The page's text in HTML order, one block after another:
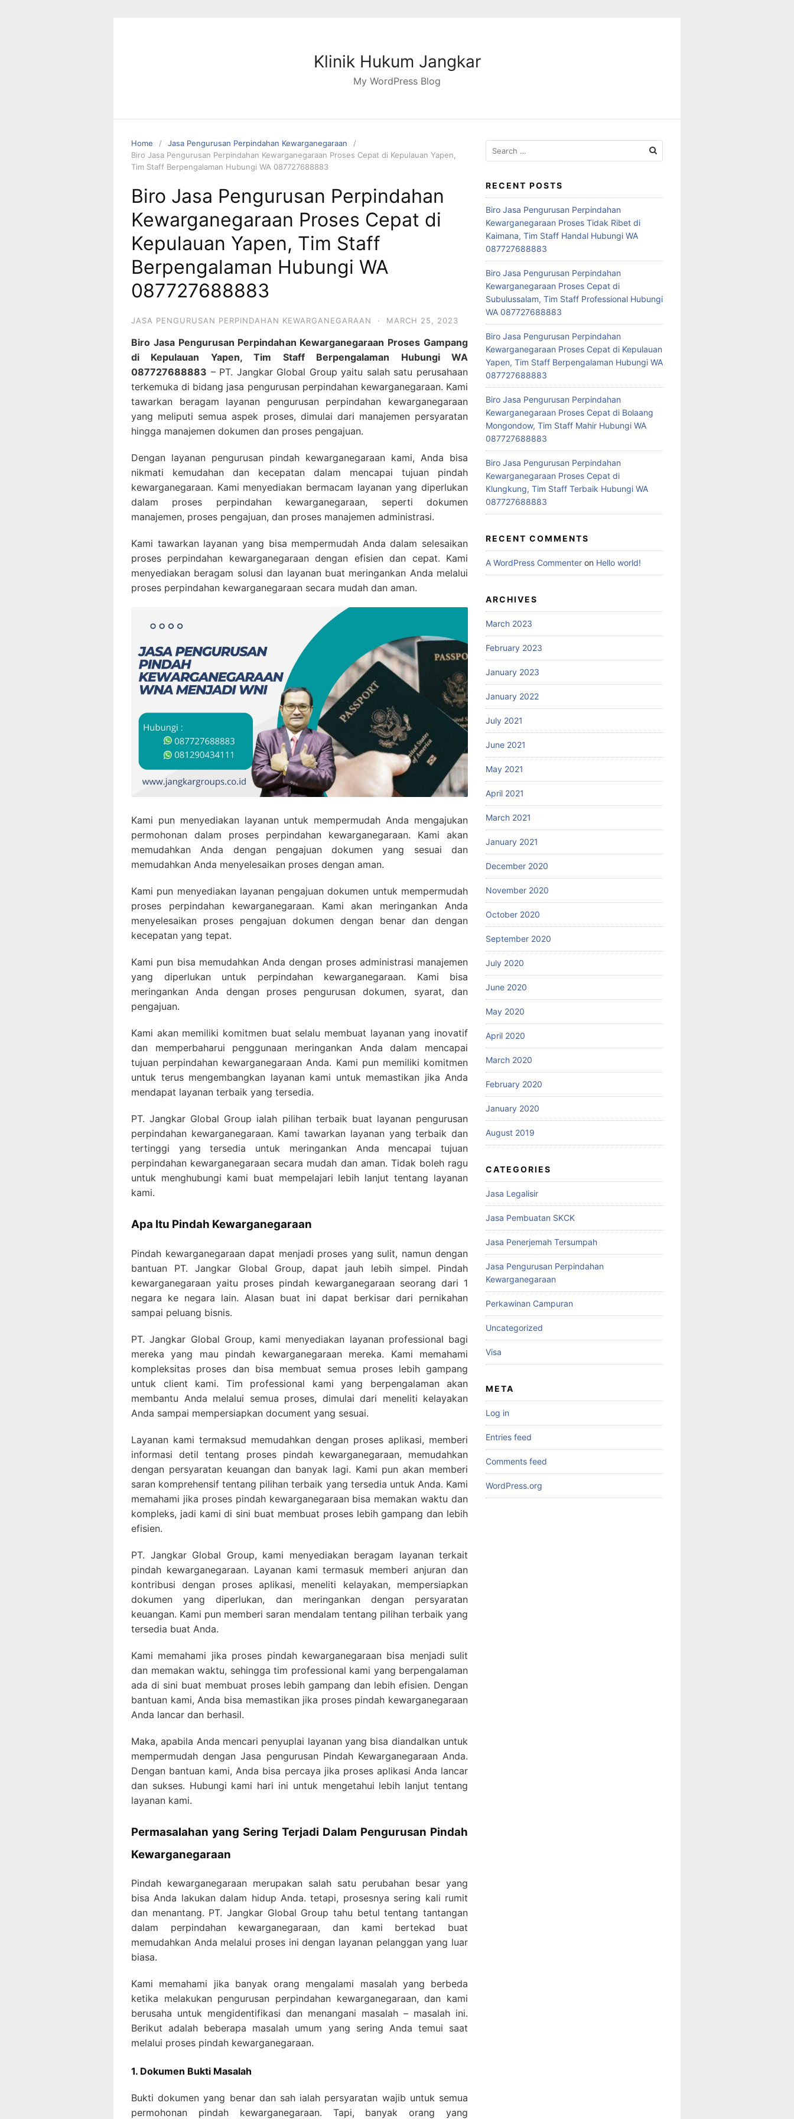
Klinik Hukum Jangkar
My WordPress Blog
Home
Jasa Pengurusan Perpindahan Kewarganegaraan
Biro Jasa Pengurusan Perpindahan Kewarganegaraan Proses Cepat di Kepulauan Yapen,
Tim Staff Berpengalaman Hubungi WA 087727688883
Biro Jasa Pengurusan Perpindahan
Kewarganegaraan Proses Cepat di
Kepulauan Yapen, Tim Staff
Berpengalaman Hubungi WA
087727688883
JASA PENGURUSAN PERPINDAHAN KEWARGANEGARAAN · MARCH 25, 2023
Biro Jasa Pengurusan Perpindahan Kewarganegaraan Proses Gampang
di Kepulauan Yapen, Tim Staff Berpengalaman Hubungi WA
087727688883 – PT. Jangkar Global Group yaitu salah satu perusahaan
terkemuka di bidang jasa pengurusan perpindahan kewarganegaraan. Kami
tawarkan beragam layanan pengurusan perpindahan kewarganegaraan
yang meliputi semua aspek proses, dimulai dari manajemen persyaratan
hingga manajemen dokumen dan proses pengajuan.
Dengan layanan pengurusan pindah kewarganegaraan kami, Anda bisa
nikmati kemudahan dan kecepatan dalam mencapai tujuan pindah
kewarganegaraan. Kami menyediakan bermacam layanan yang diperlukan
dalam proses perpindahan kewarganegaraan, seperti dokumen
manajemen, proses pengajuan, dan proses manajemen administrasi.
Kami tawarkan layanan yang bisa mempermudah Anda dalam selesaikan
proses perpindahan kewarganegaraan dengan efisien dan cepat. Kami
menyediakan beragam solusi dan layanan buat meringankan Anda melalui
proses perpindahan kewarganegaraan secara mudah dan aman.
Kami pun menyediakan layanan untuk mempermudah Anda mengajukan
permohonan dalam proses perpindahan kewarganegaraan. Kami akan
memudahkan Anda dengan pengajuan dokumen yang sesuai dan
memudahkan Anda menyelesaikan proses dengan aman.
Kami pun menyediakan layanan pengajuan dokumen untuk mempermudah
proses perpindahan kewarganegaraan. Kami akan meringankan Anda
menyelesaikan proses pengajuan dokumen dengan benar dan dengan
kecepatan yang tepat.
Kami pun bisa memudahkan Anda dengan proses administrasi manajemen
yang diperlukan untuk perpindahan kewarganegaraan. Kami bisa
meringankan Anda dengan proses pengurusan dokumen, syarat, dan
pengajuan.
Kami akan memiliki komitmen buat selalu membuat layanan yang inovatif
dan memperbaharui penggunaan meringankan Anda dalam mencapai
tujuan perpindahan kewarganegaraan Anda. Kami pun memiliki komitmen
untuk terus mengembangkan layanan kami untuk memastikan jika Anda
mendapat layanan terbaik yang tersedia.
PT. Jangkar Global Group ialah pilihan terbaik buat layanan pengurusan
perpindahan kewarganegaraan. Kami tawarkan layanan yang terbaik dan
tertinggi yang tersedia untuk meringankan Anda mencapai tujuan
perpindahan kewarganegaraan secara mudah dan aman. Tidak boleh ragu
untuk menghubungi kami buat mempelajari lebih lanjut tentang layanan
kami.
Apa Itu Pindah Kewarganegaraan
Pindah kewarganegaraan dapat menjadi proses yang sulit, namun dengan
bantuan PT. Jangkar Global Group, dapat jauh lebih simpel. Pindah
kewarganegaraan yaitu proses pindah kewarganegaraan seorang dari 1
negara ke negara lain. Alasan buat ini dapat berkisar dari pernikahan
sampai peluang bisnis.
PT. Jangkar Global Group, kami menyediakan layanan professional bagi
mereka yang mau pindah kewarganegaraan mereka. Kami memahami
kompleksitas proses dan bisa membuat semua proses lebih gampang
untuk client kami. Tim professional kami yang berpengalaman akan
membantu Anda melalui semua proses, dimulai dari meneliti kelayakan
Anda sampai mempersiapkan document yang sesuai.
Layanan kami termaksud memudahkan dengan proses aplikasi, memberi
informasi detil tentang proses pindah kewarganegaraan, memudahkan
dengan persyaratan keuangan dan banyak lagi. Kami pun akan memberi
saran komprehensif tentang pilihan terbaik yang tersedia untuk Anda. Kami
memahami jika proses pindah kewarganegaraan bisa memakan waktu dan
kompleks, jadi kami di sini buat membuat proses lebih gampang dan lebih
efisien.
PT. Jangkar Global Group, kami menyediakan beragam layanan terkait
pindah kewarganegaraan. Layanan kami termasuk memberi anjuran dan
kontribusi dengan proses aplikasi, meneliti kelayakan, mempersiapkan
dokumen yang diperlukan, dan meringankan dengan persyaratan
keuangan. Kami pun memberi saran mendalam tentang pilihan terbaik yang
tersedia buat Anda.
Kami memahami jika proses pindah kewarganegaraan bisa menjadi sulit
dan memakan waktu, sehingga tim professional kami yang berpengalaman
ada di sini buat membuat proses lebih gampang dan lebih efisien. Dengan
bantuan kami, Anda bisa memastikan jika proses pindah kewarganegaraan
Anda lancar dan berhasil.
Maka, apabila Anda mencari penyuplai layanan yang bisa diandalkan untuk
mempermudah dengan Jasa pengurusan Pindah Kewarganegaraan Anda.
Dengan bantuan kami, Anda bisa percaya jika proses aplikasi Anda lancar
dan sukses. Hubungi kami hari ini untuk mengetahui lebih lanjut tentang
layanan kami.
Permasalahan yang Sering Terjadi Dalam Pengurusan Pindah
Kewarganegaraan
Pindah kewarganegaraan merupakan salah satu perubahan besar yang
bisa Anda lakukan dalam hidup Anda. tetapi, prosesnya sering kali rumit
dan menantang. PT. Jangkar Global Group tahu betul tentang tantangan
dalam perpindahan kewarganegaraan, dan kami bertekad buat
memudahkan Anda melalui proses ini dengan layanan pelanggan yang luar
biasa.
Kami memahami jika banyak orang mengalami masalah yang berbeda
ketika melakukan pengurusan perpindahan kewarganegaraan, dan kami
berusaha untuk mengidentifikasi dan menangani masalah – masalah ini.
Berikut adalah beberapa masalah umum yang sering Anda temui saat
melalui proses pindah kewarganegaraan.
1. Dokumen Bukti Masalah
Bukti dokumen yang benar dan sah ialah persyaratan wajib untuk semua
permohonan pindah kewarganegaraan. Tapi, banyak orang yang
Search
for:
RECENT POSTS
Biro Jasa Pengurusan Perpindahan
Kewarganegaraan Proses Tidak Ribet di
Kaimana, Tim Staff Handal Hubungi WA
087727688883
Biro Jasa Pengurusan Perpindahan
Kewarganegaraan Proses Cepat di
Subulussalam, Tim Staff Professional Hubungi
WA 087727688883
Biro Jasa Pengurusan Perpindahan
Kewarganegaraan Proses Cepat di Kepulauan
Yapen, Tim Staff Berpengalaman Hubungi WA
087727688883
Biro Jasa Pengurusan Perpindahan
Kewarganegaraan Proses Cepat di Bolaang
Mongondow, Tim Staff Mahir Hubungi WA
087727688883
Biro Jasa Pengurusan Perpindahan
Kewarganegaraan Proses Cepat di
Klungkung, Tim Staff Terbaik Hubungi WA
087727688883
RECENT COMMENTS
A WordPress Commenter on Hello world!
ARCHIVES
March 2023
February 2023
January 2023
January 2022
July 2021
June 2021
May 2021
April 2021
March 2021
January 2021
December 2020
November 2020
October 2020
September 2020
July 2020
June 2020
May 2020
April 2020
March 2020
February 2020
January 2020
August 2019
CATEGORIES
Jasa Legalisir
Jasa Pembuatan SKCK
Jasa Penerjemah Tersumpah
Jasa Pengurusan Perpindahan
Kewarganegaraan
Perkawinan Campuran
Uncategorized
Visa
META
Log in
Entries feed
Comments feed
WordPress.org